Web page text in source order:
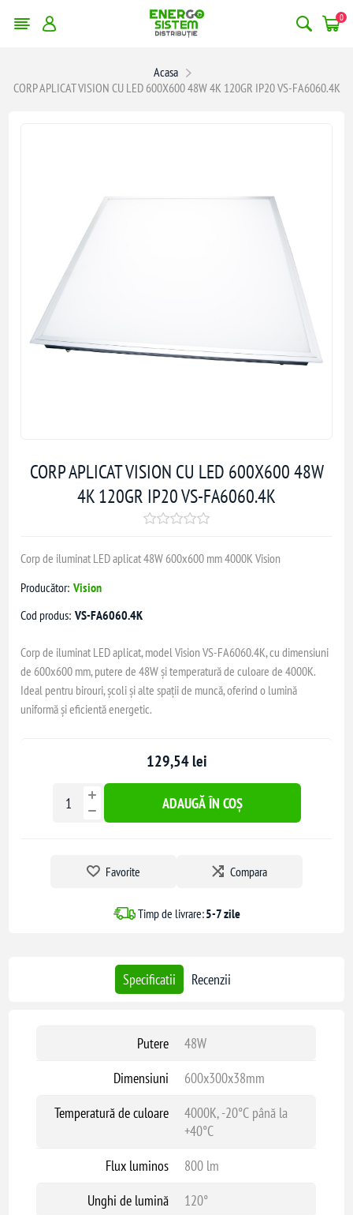
0
Acasa
CORP APLICAT VISION CU LED 600X600 48W 4K 120GR IP20 VS-FA6060.4K
CORP APLICAT VISION CU LED 600X600 48W
4K 120GR IP20 VS-FA6060.4K
Corp de iluminat LED aplicat 48W 600x600 mm 4000K Vision
Producător: Vision
Cod produs: VS-FA6060.4K
Corp de iluminat LED aplicat, model Vision VS-FA6060.4K, cu dimensiuni
de 600x600 mm, putere de 48W și temperatură de culoare de 4000K.
Ideal pentru birouri, școli și alte spații de muncă, oferind o lumină
uniformă și eficientă energetic.
129,54 lei
ADAUGĂ ÎN COȘ
Favorite Compara
Timp de livrare:5-7 zile
Specificatii Recenzii
Putere
48W
Dimensiuni
600x300x38mm
Temperatură de culoare
4000K, -20°C până la
+40°C
Flux luminos
800 lm
Unghi de lumină
120°